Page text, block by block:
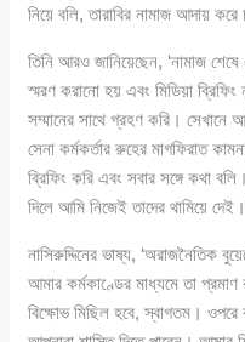
নিয়ে বলি, তারাবির নামাজ আদায় করে
তিনি আরও জানিয়েছেন, ‘নামাজ
স্মরণ করানো হয় এবং মিডিয়া
সম্মানের সাথে গ্রহণ করি। সেখানে
সেনা কর্মকর্তার রুহের মাগফিরাত
ব্রিফিং করি এবং সবার সঙ্গে কথা
দিলে আমি নিজেই তাদের থামিয়ে
নাসিরুদ্দিনের ভাষ্য, ‘অরাজনৈতিক
আমার কর্মকাণ্ডের মাধ্যমে তা
বিক্ষোভ মিছিল হবে, স্বাগতম।